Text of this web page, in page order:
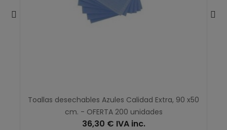
Toallas desechables Azules Calidad Extra, 90 x50
cm. - OFERTA 200 unidades
36,30 € IVA inc.